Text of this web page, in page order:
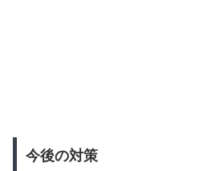
今後の対策